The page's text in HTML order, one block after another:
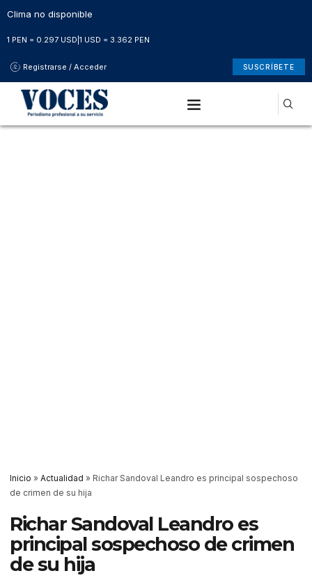
Clima no disponible
1 PEN = 0.297 USD 1 USD = 3.362 PEN
Registrarse / Acceder SUSCRÍBETE
Inicio » Actualidad » Richar Sandoval Leandro es principal sospechoso
de crimen de su hija
Richar Sandoval Leandro es
principal sospechoso de crimen
de su hija